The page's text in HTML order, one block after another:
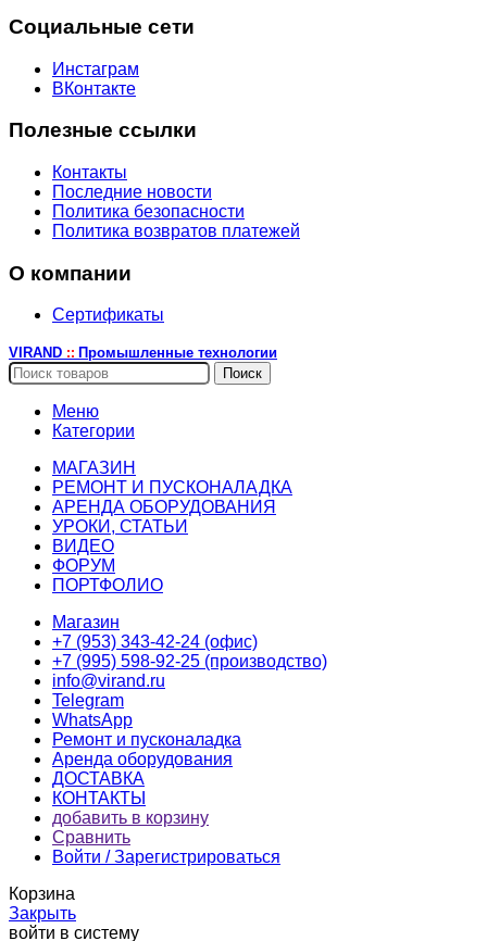
Социальные сети
Инстаграм
ВКонтакте
Полезные ссылки
Контакты
Последние новости
Политика безопасности
Политика возвратов платежей
О компании
Сертификаты
VIRAND :: Промышленные технологии
Поиск
Меню
Категории
МАГАЗИН
РЕМОНТ И ПУСКОНАЛАДКА
АРЕНДА ОБОРУДОВАНИЯ
УРОКИ, СТАТЬИ
ВИДЕО
ФОРУМ
ПОРТФОЛИО
Магазин
+7 (953) 343-42-24 (офис)
+7 (995) 598-92-25 (производство)
info@virand.ru
Telegram
WhatsApp
Ремонт и пусконаладка
Аренда оборудования
ДОСТАВКА
КОНТАКТЫ
добавить в корзину
Сравнить
Войти / Зарегистрироваться
Корзина
Закрыть
войти в систему